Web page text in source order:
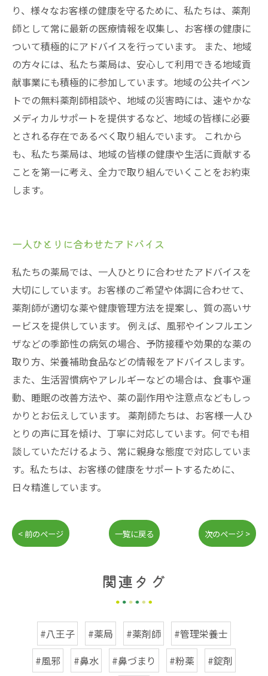
り、様々なお客様の健康を守るために、私たちは、薬剤
師として常に最新の医療情報を収集し、お客様の健康に
ついて積極的にアドバイスを行っています。 また、地域
の方々には、私たち薬局は、安心して利用できる地域貢
献事業にも積極的に参加しています。地域の公共イベン
トでの無料薬剤師相談や、地域の災害時には、速やかな
メディカルサポートを提供するなど、地域の皆様に必要
とされる存在であるべく取り組んでいます。 これから
も、私たち薬局は、地域の皆様の健康や生活に貢献する
ことを第一に考え、全力で取り組んでいくことをお約束
します。
一人ひとりに合わせたアドバイス
私たちの薬局では、一人ひとりに合わせたアドバイスを
大切にしています。お客様のご希望や体調に合わせて、
薬剤師が適切な薬や健康管理方法を提案し、質の高いサ
ービスを提供しています。 例えば、風邪やインフルエン
ザなどの季節性の病気の場合、予防接種や効果的な薬の
取り方、栄養補助食品などの情報をアドバイスします。
また、生活習慣病やアレルギーなどの場合は、食事や運
動、睡眠の改善方法や、薬の副作用や注意点などもしっ
かりとお伝えしています。 薬剤師たちは、お客様一人ひ
とりの声に耳を傾け、丁寧に対応しています。何でも相
談していただけるよう、常に親身な態度で対応していま
す。私たちは、お客様の健康をサポートするために、
日々精進しています。
< 前のページ 一覧に戻る 次のページ >
関連タグ
#八王子 #薬局 #薬剤師
#管理栄養士
#風邪
#鼻水 #鼻づまり #粉薬
#錠剤